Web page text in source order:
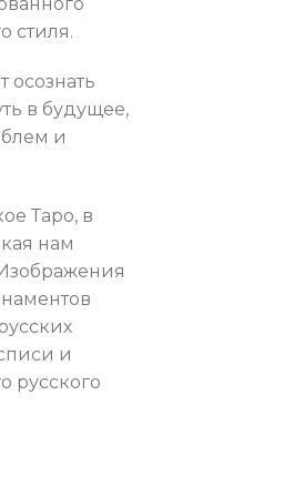
стиля.
осознать
в будущее,
и
Таро, в
нам
и
русского